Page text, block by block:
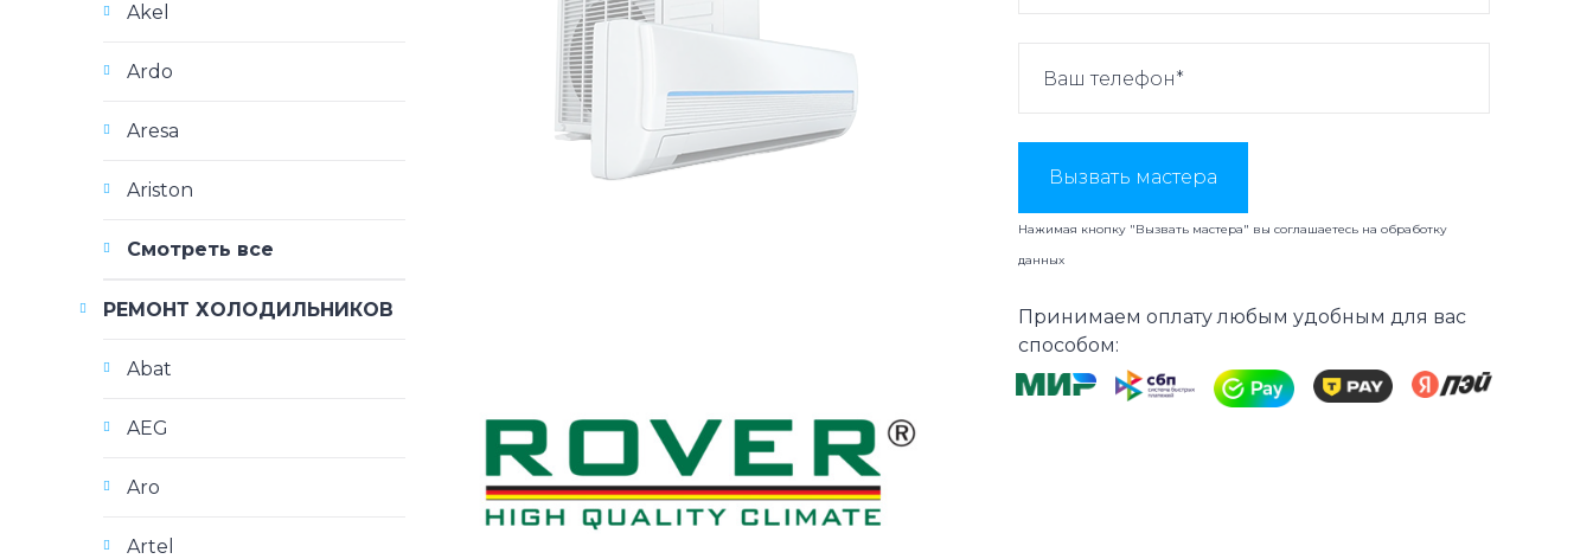
Вызвать мастера
Нажимая кнопку "Вызвать мастера" вы соглашаетесь наобработку
данных
Принимаем оплату любым удобным для вас
способом:
Akel
Ardo
Aresa
Ariston
Смотреть все
РЕМОНТ ХОЛОДИЛЬНИКОВ
Abat
AEG
Aro
Artel